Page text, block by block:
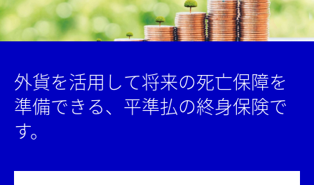
外貨を活用して将来の死亡保障を
準備できる、平準払の終身保険で
す。